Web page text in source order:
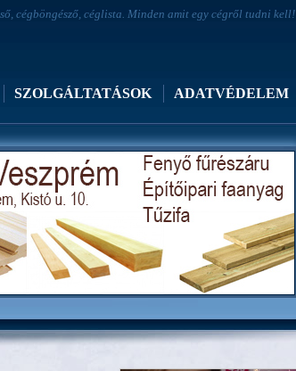
cégböngésző, céglista. Minden amit egy cégről tudni kell!
SZOLGÁLTATÁSOK ADATVÉDELEM